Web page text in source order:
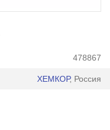
478867
ХЕМКОР, Россия